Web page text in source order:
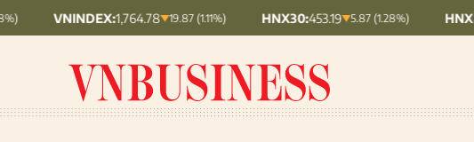
1,764.78 19.87 (1.11%) HNX30: 5.87 (1.28%) HNXINDEX: 292.64